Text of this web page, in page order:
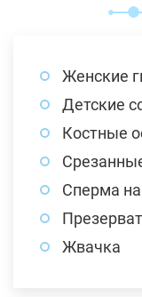
Женские
Детские
Костные
Сперма
Жвачка